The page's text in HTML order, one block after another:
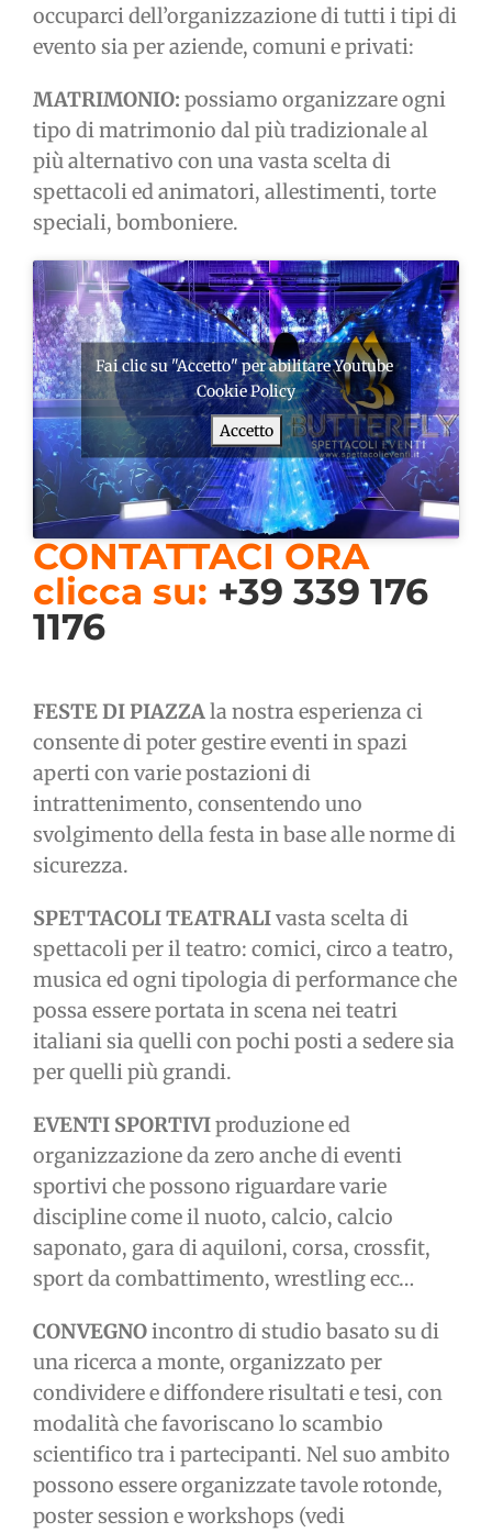
occuparci dell’organizzazione di tutti i tipi di
evento sia per aziende, comuni e privati:
MATRIMONIO: possiamo organizzare ogni
tipo di matrimonio dal più tradizionale al
più alternativo con una vasta scelta di
spettacoli ed animatori, allestimenti, torte
speciali, bomboniere.
Fai clic su "Accetto" per abilitare Youtube
Cookie Policy
Accetto
CONTATTACI ORA
clicca su: +39 339 176
1176
FESTE DI PIAZZAla nostra esperienza ci
consente di poter gestire eventi in spazi
aperti con varie postazioni di
intrattenimento, consentendo uno
svolgimento della festa in base alle norme di
sicurezza.
SPETTACOLI TEATRALIvasta scelta di
spettacoli per il teatro: comici, circo a teatro,
musica ed ogni tipologia di performance che
possa essere portata in scena nei teatri
italiani sia quelli con pochi posti a sedere sia
per quelli più grandi.
EVENTI SPORTIVIproduzione ed
organizzazione da zero anche di eventi
sportivi che possono riguardare varie
discipline come il nuoto, calcio, calcio
saponato, gara di aquiloni, corsa, crossfit,
sport da combattimento, wrestling ecc…
CONVEGNOincontro di studio basato su di
una ricerca a monte, organizzato per
condividere e diffondere risultati e tesi, con
modalità che favoriscano lo scambio
scientifico tra i partecipanti. Nel suo ambito
possono essere organizzate tavole rotonde,
poster session e workshops (vedi